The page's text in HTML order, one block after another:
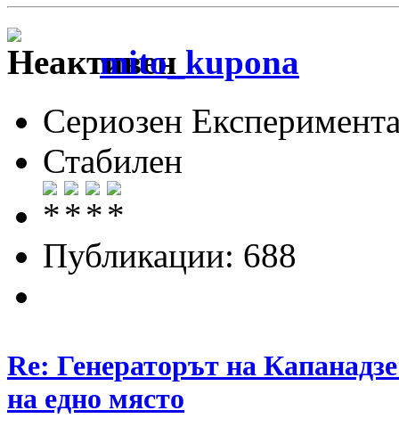
mito_kupona
Сериозен
Стабилен
Публикации: 688
Re: Генераторът на
на едно място